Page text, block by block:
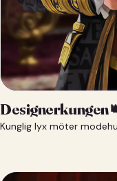
Designerkungen
Kunglig lyx möter